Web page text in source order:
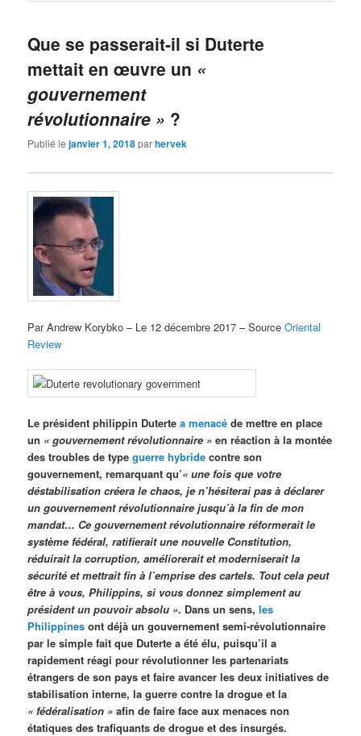
Que se passerait-il si Duterte
mettait en œuvre un «
gouvernement
révolutionnaire » ?
Publié lejanvier 1, 2018parhervek
Par Andrew Korybko – Le 12 décembre 2017 – SourceOriental
Review
Le président philippin Dutertea menacé de mettre en place
un « gouvernement révolutionnaire » en réaction à la montée
des troubles de typeguerre hybride contre son
gouvernement, remarquant qu’« une fois que votre
déstabilisation créera le chaos, je n’hésiterai pas à déclarer
un gouvernement révolutionnaire jusqu’à la fin de mon
mandat… Ce gouvernement révolutionnaire réformerait le
système fédéral, ratifierait une nouvelle Constitution,
réduirait la corruption, améliorerait et moderniserait la
sécurité et mettrait fin à l’emprise des cartels. Tout cela peut
être à vous, Philippins, si vous donnez simplement au
président un pouvoir absolu ». Dans un sens,les
Philippines ont déjà un gouvernement semi-révolutionnaire
par le simple fait que Duterte a été élu, puisqu’il a
rapidement réagi pour révolutionner les partenariats
étrangers de son pays et faire avancer les deux initiatives de
stabilisation interne, la guerre contre la drogue et la
« fédéralisation » afin de faire face aux menaces non
étatiques des trafiquants de drogue et des insurgés.